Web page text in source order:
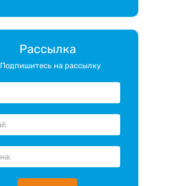
Рассылка
Подпишитесь на рассылку